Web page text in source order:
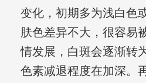
变化，初期多为浅白色
肤色差异不大，很容易
情发展，白斑会逐渐转
色素减退程度在加深。